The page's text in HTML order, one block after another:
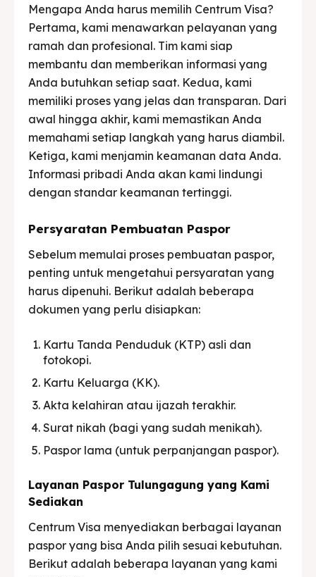
Mengapa Anda harus memilih Centrum Visa?
Pertama, kami menawarkan pelayanan yang
ramah dan profesional. Tim kami siap
membantu dan memberikan informasi yang
Anda butuhkan setiap saat. Kedua, kami
memiliki proses yang jelas dan transparan. Dari
awal hingga akhir, kami memastikan Anda
memahami setiap langkah yang harus diambil.
Ketiga, kami menjamin keamanan data Anda.
Informasi pribadi Anda akan kami lindungi
dengan standar keamanan tertinggi.
Persyaratan Pembuatan Paspor
Sebelum memulai proses pembuatan paspor,
penting untuk mengetahui persyaratan yang
harus dipenuhi. Berikut adalah beberapa
dokumen yang perlu disiapkan:
Kartu Tanda Penduduk (KTP) asli dan
fotokopi.
Kartu Keluarga (KK).
Akta kelahiran atau ijazah terakhir.
Surat nikah (bagi yang sudah menikah).
Paspor lama (untuk perpanjangan paspor).
Layanan Paspor Tulungagung yang Kami
Sediakan
Centrum Visa menyediakan berbagai layanan
paspor yang bisa Anda pilih sesuai kebutuhan.
Berikut adalah beberapa layanan yang kami